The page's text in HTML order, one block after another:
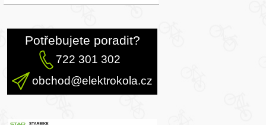
Potřebujete poradit?
722 301 302
obchod@elektrokola.cz